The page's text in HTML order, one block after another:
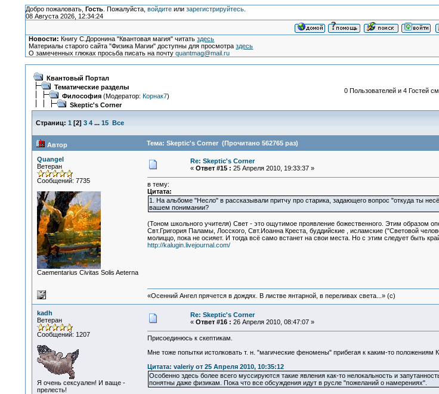
Добро пожаловать, Гость. Пожалуйста, войдитеили зарегистрируйтесь.
08 Августа 2026, 12:34:24
Новости: Книгу С.Доронина "Квантовая магия" читатьздесь
Материалы старого сайта "Физика Магии" доступны для просмотраздесь
О замеченных глюках просьба писать на почтуquantmag@mail.ru
Квантовый Портал
Тематические разделы
Философия(Модератор: Корнак7)
Skeptic's Corner
0 Пользователей и 4 Гостей
Страниц: 1 [2] 3 4 ... 15 Все
Автор Тема: Skeptic's Corner (Прочитано 562765 раз)
Quangel
Ветеран
Сообщений: 7735
Сaementarius Civitas Solis Aeterna
Re: Skeptic's Corner
« Ответ #15 : 25 Апреля 2010, 19:33:37 »
в тему:
Цитата:
1. На альбоме "Несло" в рассказывали притчу про старика, задающего вопрос "откуда ты
вашем понимании?
(Тоном школьного учителя) Свет - это ощутимое проявление божественного. Этим образом
Свт.Григория Паламы, Лосского, Свт.Иоанна Креста, буддийские , исламские ("Световой
молиццо, пока не осияет. И тогда всё само встанет на свои места. Но с этим следует
http://kalugin.livejournal.com/
«Осенний Ангел прячется в дождях. В листве янтарной, в переливах света...» (c)
kadh
Ветеран
Сообщений: 1207
Я очень сексуален! И ваще -
прелесть!
Re: Skeptic's Corner
« Ответ #16 : 26 Апреля 2010, 08:47:07 »
Присоединюсь к скептикам.
Мне тоже попытки истолковать т. н. "магические феномены" прибегая к каким-то
Цитата: valeriy от 25 Апреля 2010, 10:35:12
Особенно здесь более всего муссируются такие явления как-то нелокальность и
понятны даже физикам. Пока что все обсуждения идут в русле "пожеланий о намерениях".